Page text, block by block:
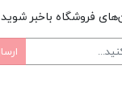
فروشگاه باخبر شوید